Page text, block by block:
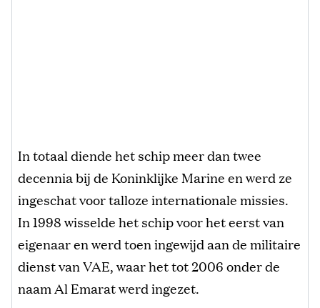
In totaal diende het schip meer dan twee
decennia bij de Koninklijke Marine en werd ze
ingeschat voor talloze internationale missies.
In 1998 wisselde het schip voor het eerst van
eigenaar en werd toen ingewijd aan de militaire
dienst van VAE, waar het tot 2006 onder de
naam Al Emarat werd ingezet.